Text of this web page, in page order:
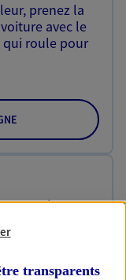
prenez la
avec le
qui roule pour
vous. Le
transparents